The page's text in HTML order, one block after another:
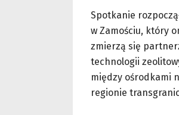
Spotkanie
w Zamościu, który
zmierzą się
technologii
między ośrodkami
regionie